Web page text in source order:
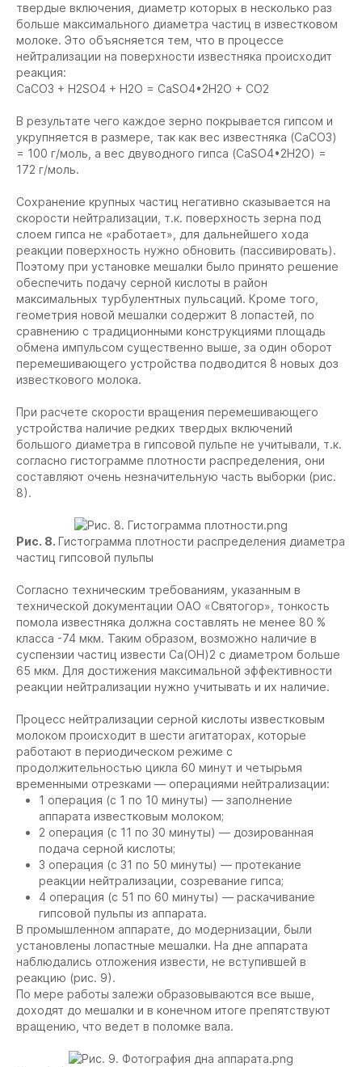
твердые включения, диаметр которых в несколько раз
больше максимального диаметра частиц в известковом
молоке. Это объясняется тем, что в процессе
нейтрализации на поверхности известняка происходит
реакция:
СaCO3 + H2SO4 + H2O = CaSO4•2H2O + CO2
В результате чего каждое зерно покрывается гипсом и
укрупняется в размере, так как вес известняка (СaCO3)
= 100 г/моль, а вес двуводного гипса (CaSO4•2H2O) =
172 г/моль.
Сохранение крупных частиц негативно сказывается на
скорости нейтрализации, т.к. поверхность зерна под
слоем гипса не «работает», для дальнейшего хода
реакции поверхность нужно обновить (пассивировать).
Поэтому при установке мешалки было принято решение
обеспечить подачу серной кислоты в район
максимальных турбулентных пульсаций. Кроме того,
геометрия новой мешалки содержит 8 лопастей, по
сравнению с традиционными конструкциями площадь
обмена импульсом существенно выше, за один оборот
перемешивающего устройства подводится 8 новых доз
известкового молока.
При расчете скорости вращения перемешивающего
устройства наличие редких твердых включений
большого диаметра в гипсовой пульпе не учитывали, т.к.
согласно гистограмме плотности распределения, они
составляют очень незначительную часть выборки (рис.
8).
Рис. 8. Гистограмма плотности распределения диаметра
частиц гипсовой пульпы
Согласно техническим требованиям, указанным в
технической документации ОАО «Святогор», тонкость
помола известняка должна составлять не менее 80 %
класса -74 мкм. Таким образом, возможно наличие в
суспензии частиц извести Ca(OH)2 с диаметром больше
65 мкм. Для достижения максимальной эффективности
реакции нейтрализации нужно учитывать и их наличие.
Процесс нейтрализации серной кислоты известковым
молоком происходит в шести агитаторах, которые
работают в периодическом режиме с
продолжительностью цикла 60 минут и четырьмя
временными отрезками — операциями нейтрализации:
1 операция (с 1 по 10 минуты) — заполнение
аппарата известковым молоком;
2 операция (с 11 по 30 минуты) — дозированная
подача серной кислоты;
3 операция (с 31 по 50 минуты) — протекание
реакции нейтрализации, созревание гипса;
4 операция (с 51 по 60 минуты) — раскачивание
гипсовой пульпы из аппарата.
В промышленном аппарате, до модернизации, были
установлены лопастные мешалки. На дне аппарата
наблюдались отложения извести, не вступившей в
реакцию (рис. 9).
По мере работы залежи образовываются все выше,
доходят до мешалки и в конечном итоге препятствуют
вращению, что ведет в поломке вала.